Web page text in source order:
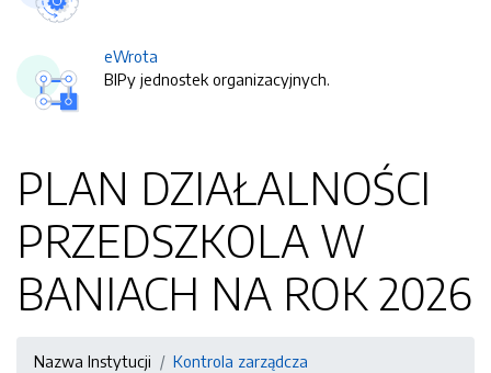
eWrota
BIPy jednostek organizacyjnych.
PLAN DZIAŁALNOŚCI
PRZEDSZKOLA W
BANIACH NA ROK 2026
Nazwa Instytucji
Kontrola zarządcza